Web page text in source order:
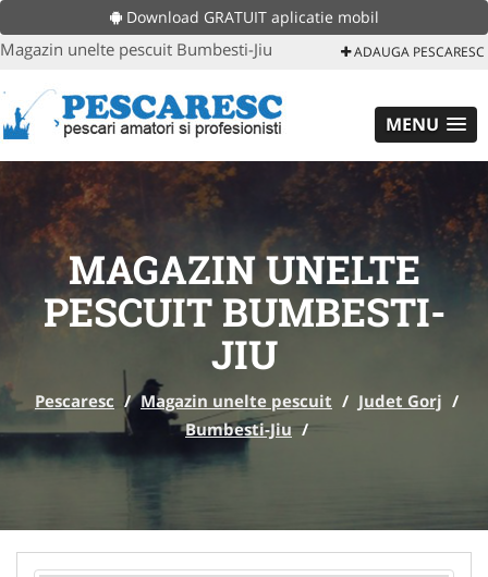
Download GRATUIT aplicatie mobil
Magazin unelte pescuit Bumbesti-Jiu ADAUGA PESCARESC
MENU
MAGAZIN UNELTE
PESCUIT BUMBESTI-
JIU
Pescaresc / Magazin unelte pescuit / Judet Gorj /
Bumbesti-Jiu /